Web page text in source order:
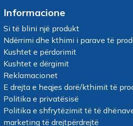
Informacione
Si të blini një produkt
Ndërrimi dhe kthimi i parave të
Kushtet e përdorimit
Kushtet e dërgimit
Reklamacionet
E drejta e heqjes dorë/kthimit të
Politika e privatësisë
Politika e shfrytëzimit të të
marketing të drejtpërdrejtë